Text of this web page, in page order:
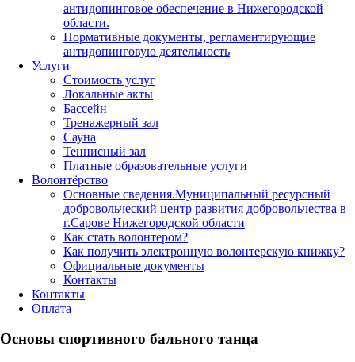
антидопинговое обеспечение в Нижегородской
области.
Нормативные документы, регламентирующие
антидопинговую деятельность
Услуги
Стоимость услуг
Локальные акты
Бассейн
Тренажерный зал
Сауна
Теннисный зал
Платные образовательные услуги
Волонтёрство
Основные сведения.Муниципальный ресурсный
добровольческий центр развития добровольчества в
г.Сарове Нижегородской области
Как стать волонтером?
Как получить электронную волонтерскую книжку?
Официальные документы
Контакты
Контакты
Оплата
Основы спортивного бального танца